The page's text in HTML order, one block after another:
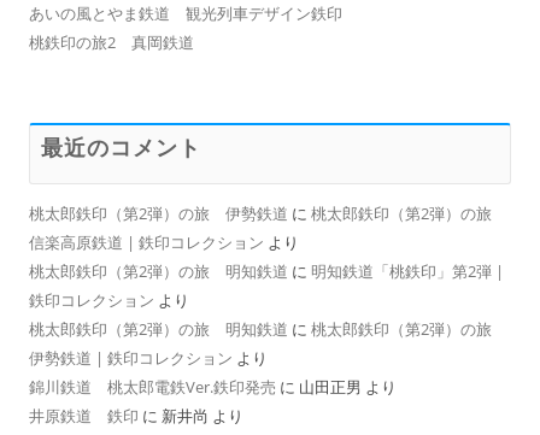
あいの風とやま鉄道 観光列車デザイン鉄印
桃鉄印の旅2 真岡鉄道
最近のコメント
桃太郎鉄印（第2弾）の旅 伊勢鉄道 に 桃太郎鉄印（第2弾）の旅
信楽高原鉄道 | 鉄印コレクション より
桃太郎鉄印（第2弾）の旅 明知鉄道 に 明知鉄道「桃鉄印」第2弾 |
鉄印コレクション より
桃太郎鉄印（第2弾）の旅 明知鉄道 に 桃太郎鉄印（第2弾）の旅
伊勢鉄道 | 鉄印コレクション より
錦川鉄道 桃太郎電鉄Ver.鉄印発売 に 山田正男 より
井原鉄道 鉄印 に 新井尚 より